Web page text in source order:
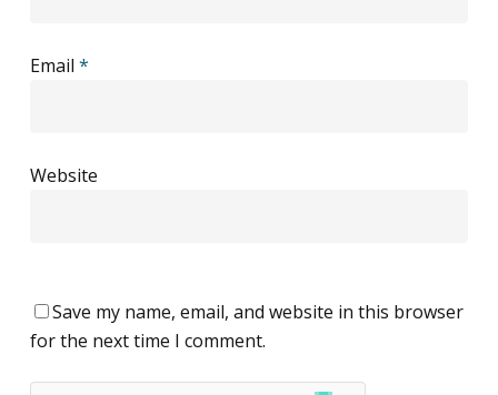
Email *
Website
Save my name, email, and website in this browser
for the next time I comment.